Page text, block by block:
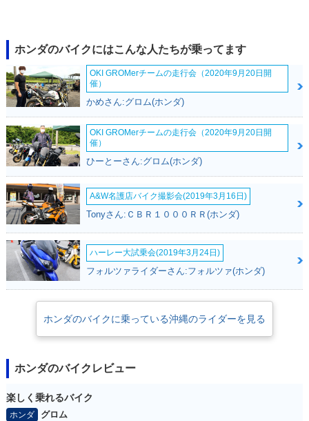
ェンジ
2016年 CBR400
R・フルモデルチェ
ンジ
ABS・新登場
1987年 CBR400
1986年 CBR400
1986年 CBR400
ホンダのバイクにはこんな人たちが乗ってます
OKI GROMerチームの走行会（2020年9月20日開
催）
かめさん:グロム(ホンダ)
OKI GROMerチームの走行会（2020年9月20日開
催）
ひーとーさん:グロム(ホンダ)
A&W名護店バイク撮影会(2019年3月16日)
Tonyさん:ＣＢＲ１０００ＲＲ(ホンダ)
ハーレー大試乗会(2019年3月24日)
フォルツァライダーさん:フォルツァ(ホンダ)
ホンダのバイクに乗っている沖縄のライダーを見る
ホンダのバイクレビュー
楽しく乗れるバイク
ホンダ
グロム